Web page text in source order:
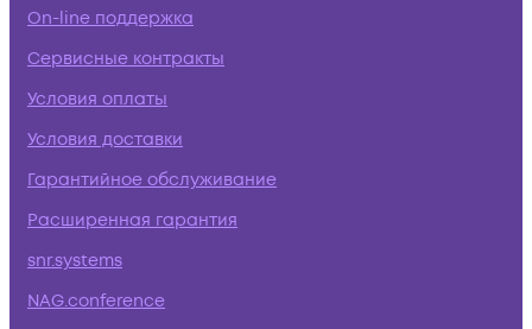
On-line поддержка
Сервисные контракты
Условия оплаты
Условия доставки
Гарантийное обслуживание
Расширенная гарантия
snr.systems
NAG.conference